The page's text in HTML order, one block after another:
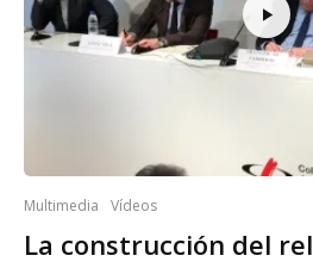
Multimedia Vídeos
La construcción del